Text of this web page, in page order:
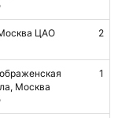
ЦАО 2
Москва
1